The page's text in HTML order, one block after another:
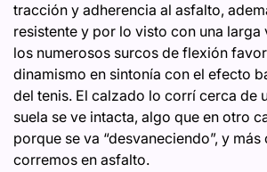
tracción y adherencia al asfalto,
resistente y por lo visto con una larga
los numerosos surcos de flexión
dinamismo en sintonía con el efecto
del tenis. El calzado lo corrí cerca de
suela se ve intacta, algo que en otro
porque se va “desvaneciendo”, y más
corremos en asfalto.